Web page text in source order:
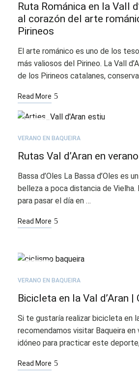
Ruta Románica en la Vall
al corazón del arte
Pirineos
El arte románico es uno de los
más valiosos del Pirineo. La Vall
de los Pirineos catalanes,
Read More
21
VERANO EN BAQUEIRA
Rutas Val d’Aran en
Bassa d’Oles La Bassa d’Oles es
belleza a poca distancia de Vielha.
para pasar el día en …
Read More
21
VERANO EN BAQUEIRA
Bicicleta en la Val d’Aran |
Si te gustaría realizar bicicleta en
recomendamos visitar Baqueira en
idóneo para practicar este
Read More